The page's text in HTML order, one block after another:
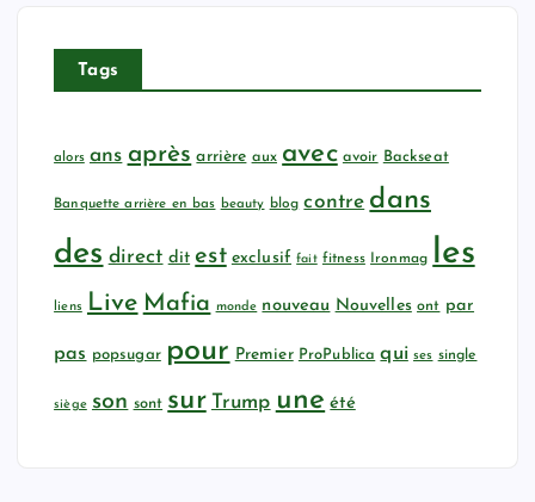
Tags
alors ans après arrière aux avec avoir Backseat
Banquette arrière en bas beauty blog contre dans
des direct dit est exclusif fait fitness Ironmag les
liens Live Mafia monde nouveau Nouvelles ont par
pas popsugar pour Premier ProPublica qui ses single
siège son sont sur Trump une été